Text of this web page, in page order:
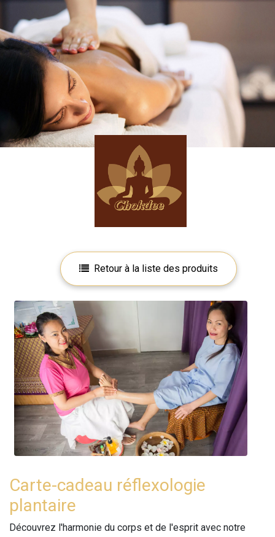
Retour à la liste des produits
Carte-cadeau réflexologie
plantaire
Découvrez l'harmonie du corps et de l'esprit avec notre